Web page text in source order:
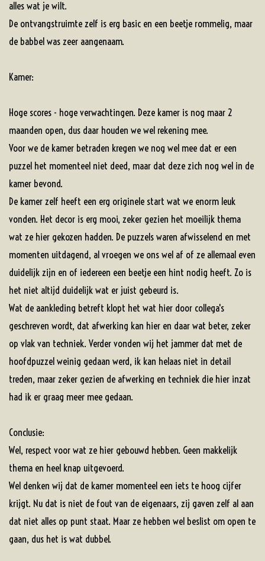
alles wat je wilt.
De ontvangstruimte zelf is erg basic en een beetje rommelig, maar
de babbel was zeer aangenaam.
Kamer:
Hoge scores - hoge verwachtingen. Deze kamer is nog maar 2
maanden open, dus daar houden we wel rekening mee.
Voor we de kamer betraden kregen we nog wel mee dat er een
puzzel het momenteel niet deed, maar dat deze zich nog wel in de
kamer bevond.
De kamer zelf heeft een erg originele start wat we enorm leuk
vonden. Het decor is erg mooi, zeker gezien het moeilijk thema
wat ze hier gekozen hadden. De puzzels waren afwisselend en met
momenten uitdagend, al vroegen we ons wel af of ze allemaal even
duidelijk zijn en of iedereen een beetje een hint nodig heeft. Zo is
het niet altijd duidelijk wat er juist gebeurd is.
Wat de aankleding betreft klopt het wat hier door collega's
geschreven wordt, dat afwerking kan hier en daar wat beter, zeker
op vlak van techniek. Verder vonden wij het jammer dat met de
hoofdpuzzel weinig gedaan werd, ik kan helaas niet in detail
treden, maar zeker gezien de afwerking en techniek die hier inzat
had ik er graag meer mee gedaan.
Conclusie:
Wel, respect voor wat ze hier gebouwd hebben. Geen makkelijk
thema en heel knap uitgevoerd.
Wel denken wij dat de kamer momenteel een iets te hoog cijfer
krijgt. Nu dat is niet de fout van de eigenaars, zij gaven zelf al aan
dat niet alles op punt staat. Maar ze hebben wel beslist om open te
gaan, dus het is wat dubbel.